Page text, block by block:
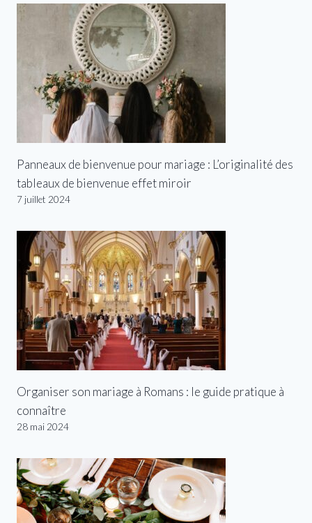
Panneaux de bienvenue pour mariage : L’originalité des
tableaux de bienvenue effet miroir
7 juillet 2024
Organiser son mariage à Romans : le guide pratique à
connaître
28 mai 2024